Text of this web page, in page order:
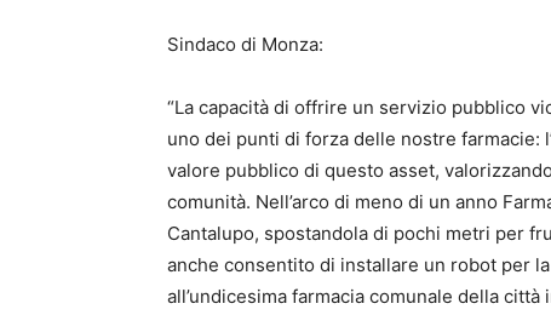
Sindaco di Monza:
“La capacità di offrire un servizio pubblico
uno dei punti di forza delle nostre farmacie:
valore pubblico di questo asset,
comunità. Nell’arco di meno di un anno
Cantalupo, spostandola di pochi metri per
anche consentito di installare un robot per
all’undicesima farmacia comunale della